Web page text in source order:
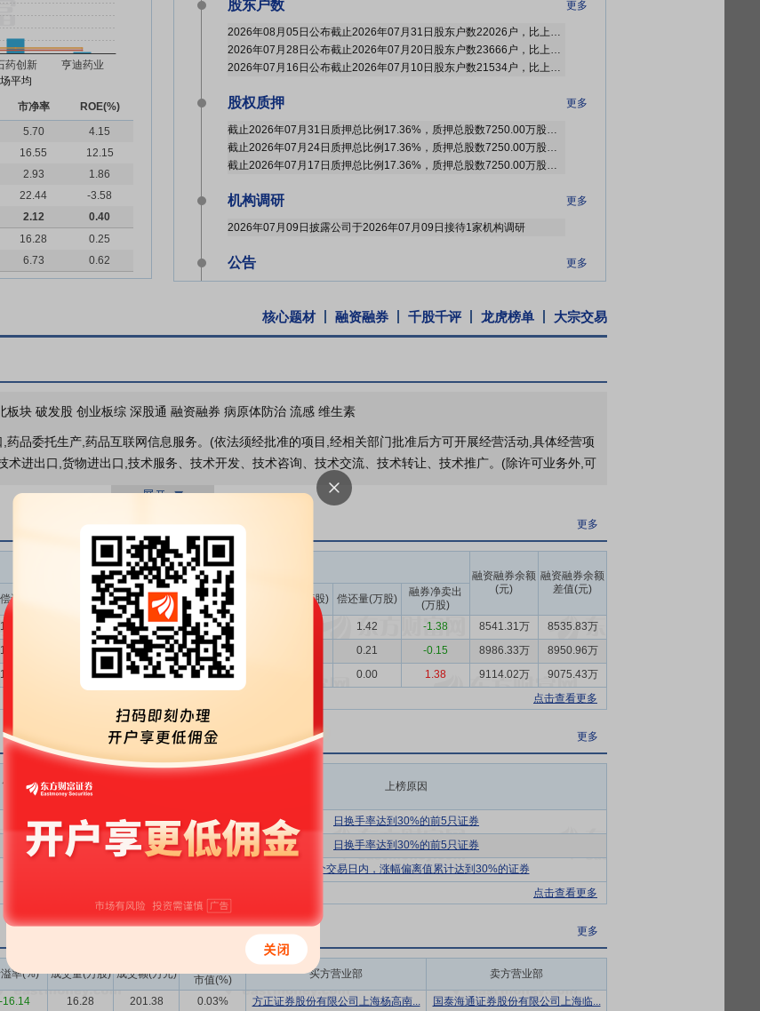
平均
市净率
ROE(%)
5.70
4.15
16.55
12.15
2.93
1.86
22.44
-3.58
2.12
0.40
16.28
0.25
6.73 0.62
股东户数 更多
2026年08月05日公布截止2026年07月31日股东户数22026户，比上期减少1640户
2026年07月28日公布截止2026年07月20日股东户数23666户，比上期增加2132户
2026年07月16日公布截止2026年07月10日股东户数21534户，比上期减少253户
股权质押 更多
截止2026年07月31日质押总比例17.36%，质押总股数7250.00万股，质押总笔数5笔
截止2026年07月24日质押总比例17.36%，质押总股数7250.00万股，质押总笔数5笔
截止2026年07月17日质押总比例17.36%，质押总股数7250.00万股，质押总笔数5笔
机构调研 更多
2026年07月09日披露公司于2026年07月09日接待1家机构调研
公告 更多
2026年06月18日发布
《亨迪药业:关于董事会换届选举暨聘任高级管理人员、财务总监、证券事务代表及内部审计负责人的公告》
2026年06月17日发布
《亨迪药业:亨迪药业2026年第一次临时股东会法律意见书》
核心题材 融资融券 千股千评 龙虎榜单 大宗交易
板块 破发股 创业板综 深股通 融资融券 病原体防治 流感 维生素
药品委托生产,药品互联网信息服务。(依法须经批准的项目,经相关部门批准后方可开展经营活动,具体经营项
术进出口,货物进出口,技术服务、技术开发、技术咨询、技术交流、技术转让、技术推广。(除许可业务外,可
间体）及制剂产品的研发、生产和销售，并可根据客户需求提供合同研发生产服务（CDMO）。
药、中成药、医疗器械等，是关系国计民生、经济发展的战略性产业。工信部数据显示，“十四五” 以来，我
额年均增速为 11.3%，发展基础更加坚实、产业体系进一步优化，医药工业不断提质增效。同期，全行业研
创新药、高端医疗器械等领域创新成果不断涌现，医药储备体系不断完善。同时随着人民生活水平的提
断加剧，人们对健康问题愈发重视，根据国家统计局发布的《2024 年国民经济和社会发展统计公报》，
元，占比 9.0%，较 2023 年的 2,460 元同比增长 3.54%，医药行业市场规模保持稳步增长。
竞争力，是公司开拓国内外市场的基石，是公司未来继续快速发展的保证。公司在产品研究开发环节的核心
公司在布洛芬原料药现有的工艺技术上不断的创新和改进，如对布洛芬缩酮反应系统进行改造；对布洛芬回
三氯化铝回收生产净水剂等）；对布洛芬结晶工艺及粒径控制过程进行完善等，以此来不断优化布洛芬的生
规模优势。其次，公司围绕着布洛芬原料药，研究和开发了一系列布洛芬衍生原料药产品，如右旋布洛芬、
350 等级产品等，在满足现有国内外客户不同需求的同时，也有利于开拓新的客户和新的市场。再次，公
发了抗肿瘤类、心血管类和抗胆碱类等多种特色原料药，如醋酸阿比特龙、磷酸氟达拉滨、克拉屈滨、硫酸
线，增加公司经营利润的厚度。最后，公司逐步推进制剂产品一致性评价的研发工作，同时在现有制剂剂型
溶胶囊型、混悬液和注射液等，努力拓展制剂品种和市场。
产经验积累和技术工艺研发创新，已发展成为装备完整、工艺精湛、产业化能力较强以及质量控制规范等为
在产品生产环节的核心技术与核心竞争力主要体现在以下几个方面：首先，公司通过持续的设备更新改造，
司严格遵照中国药品 GMP 规范以及欧美、日本、韩国等国家和地区药品规范和理念，建立了全面质量管理
生产、物料、设备设施、检验、包装标签、质量保证等各个环节。最后，公司不断进行现有产品工艺路线的
生产工艺的设计兼顾原材料的循环利用和副产物的回收利用，提高公司生产的整体运作效率，从而控制生产
类别产品上形成了一定的规模优势，在产品的全球竞争中有了一定的地位，能够为公司提供稳定的收入和利
下游制剂厂商的合格供应商，不仅需要取得各进口国药政监管当局核发的药品注册及认证，而且还必须接受
更多
融资融券余额
(元)
融资融券余额
差值(元)
偿还额(元) 净买入(元) 余额(元) 余量(万股) 卖出量(万股) 偿还量(万股)
融券净卖出
(万股)
1284.38万 -430.07万 2.74万 0.25 1.42 -1.38 8541.31万
8535.83万
1002.83万 -126.08万 17.69万 1.63 0.21 -0.15 8986.33万
8950.96万
1016.97万 478.97万 19.30万 1.78 0.00 1.38 9114.02万
9075.43万
点击查看更多
更多
后10日涨
跌幅(%)
上榜营业
部买入合
计(万)
上榜营业
上榜营业
上榜原因
-23.06 4398.01 5770.33 -1372.32
日换手率达到30%的前5只证券
5.23 2184.70 5853.73 -3669.04
日换手率达到30%的前5只证券
连续三个交易日内，涨幅偏离值累计达到30%的证券
点击查看更多
更多
率(%) 成交量(万股) 成交额(万元)
市值(%)
买方营业部 卖方营业部
-16.14 16.28 201.38 0.03% 方正证券股份有限公司上海杨高南...
国泰海通证券股份有限公司上海临...